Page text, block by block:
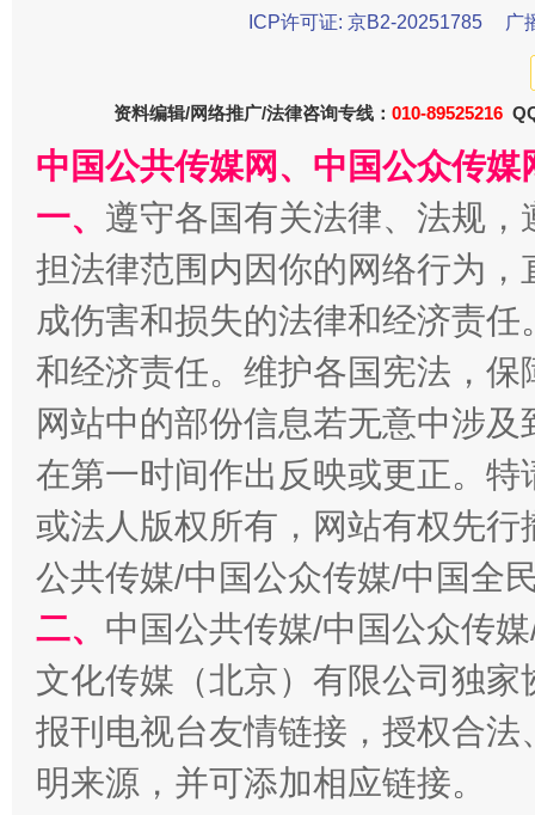
千年窑火 生生不息 一
ICP许可证: 京B2-20251785
广
资料编辑/网络推广/法律咨询专线： 010-89525216
中国公共传媒网、中国公众传
一、 遵守各国有关法律、法规
担法律范围内因你的网络行为
成伤害和损失的法律和经济责
和经济责任。维护各国宪法，
网站中的部份信息若无意中涉
在第一时间作出反映或更正。
或法人版权所有，网站有权先
公共传媒/中国公众传媒/中国全
二、 中国公共传媒/中国公众传
文化传媒（北京）有限公司独
报刊电视台友情链接，授权合
明来源，并可添加相应链接。